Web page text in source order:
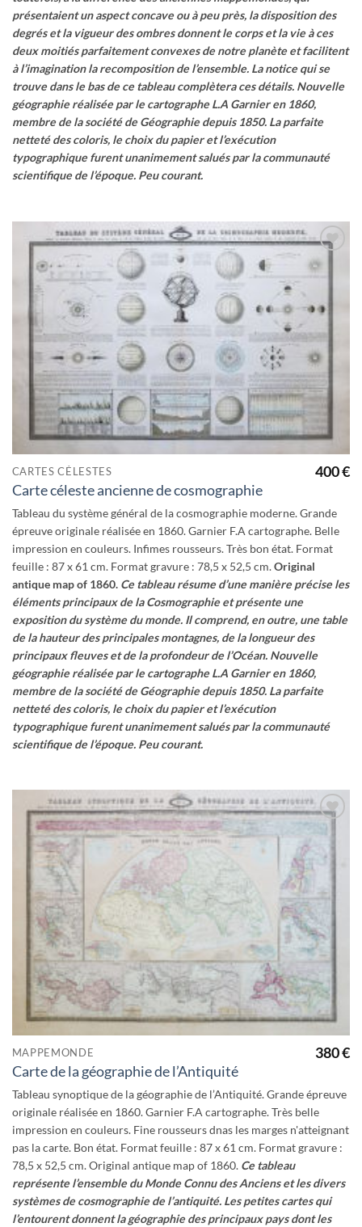
présentaient un aspect concave ou à peu près, la disposition des
degrés et la vigueur des ombres donnent le corps et la vie à ces
deux moitiés parfaitement convexes de notre planète et facilitent
à l’imagination la recomposition de l’ensemble. La notice qui se
trouve dans le bas de ce tableau complètera ces détails. Nouvelle
géographie réalisée par le cartographe L.A Garnier en 1860,
membre de la société de Géographie depuis 1850. La parfaite
netteté des coloris, le choix du papier et l’exécution
typographique furent unanimement salués par la communauté
scientifique de l’époque. Peu courant.
Ajouter
CARTES CÉLESTES
Carte céleste ancienne de cosmographie
400€
Tableau du système général de la cosmographie moderne. Grande
épreuve originale réalisée en 1860. Garnier F.A cartographe. Belle
impression en couleurs. Infimes rousseurs. Très bon état. Format
feuille : 87 x 61 cm. Format gravure : 78,5 x 52,5 cm.Original
antique map of 1860. Ce tableau résume d’une manière précise les
éléments principaux de la Cosmographie et présente une
exposition du système du monde. Il comprend, en outre, une table
de la hauteur des principales montagnes, de la longueur des
principaux fleuves et de la profondeur de l’Océan. Nouvelle
géographie réalisée par le cartographe L.A Garnier en 1860,
membre de la société de Géographie depuis 1850. La parfaite
netteté des coloris, le choix du papier et l’exécution
typographique furent unanimement salués par la communauté
scientifique de l’époque. Peu courant.
wishlist
MAPPEMONDE
Carte de la géographie de l’Antiquité
380€
Tableau synoptique de la géographie de l’Antiquité. Grande épreuve
originale réalisée en 1860. Garnier F.A cartographe. Très belle
impression en couleurs. Fine rousseurs dnas les marges n'atteignant
pas la carte. Bon état. Format feuille : 87 x 61 cm. Format gravure :
78,5 x 52,5 cm. Original antique map of 1860. Ce tableau
représente l’ensemble du Monde Connu des Anciens et les divers
systèmes de cosmographie de l’antiquité. Les petites cartes qui
l’entourent donnent la géographie des principaux pays dont les